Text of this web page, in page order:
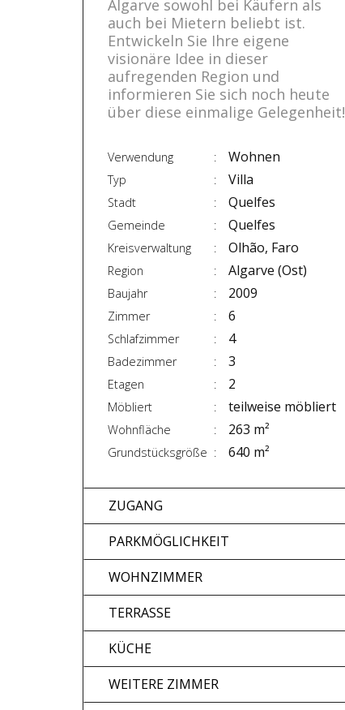
Algarve sowohl bei Käufern als
auch bei Mietern beliebt ist.
Entwickeln Sie Ihre eigene
visionäre Idee in dieser
aufregenden Region und
informieren Sie sich noch heute
über diese einmalige Gelegenheit!
Verwendung Wohnen
Typ Villa
Stadt Quelfes
Gemeinde Quelfes
Kreisverwaltung Olhão, Faro
Region Algarve (Ost)
Baujahr 2009
Zimmer 6
Schlafzimmer 4
Badezimmer 3
Etagen 2
Möbliert teilweise möbliert
Wohnfläche 263 m²
Grundstücksgröße 640 m²
ZUGANG
PARKMÖGLICHKEIT
WOHNZIMMER
TERRASSE
KÜCHE
WEITERE ZIMMER